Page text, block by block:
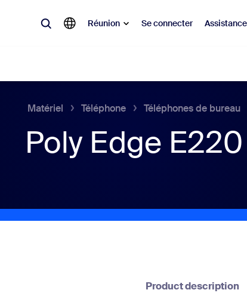
Réunion Se connecter Assistance
en vogue, tendance, qui font le buzz : celles qui intéressent
Matériel Téléphone Téléphones de bureau
Poly Edge E220
Product description